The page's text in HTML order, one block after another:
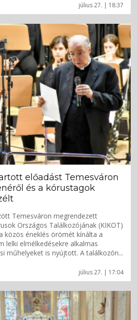
július 27. | 18:37
július 27. | 17:04
előadást Temesváron
és a kórustagok
Temesváron megrendezett
Országos Találkozójának (KIKOT)
közös éneklés örömét kínálta a
lelki elmélkedésekre alkalmas
műhelyeket is nyújtott. A találkozón...